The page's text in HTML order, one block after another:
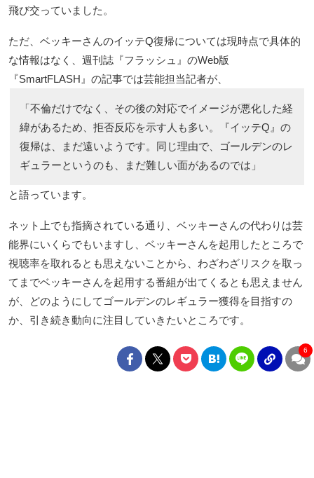
飛び交っていました。
ただ、ベッキーさんのイッテQ復帰については現時点で具体的
な情報はなく、週刊誌『フラッシュ』のWeb版
『SmartFLASH』の記事では芸能担当記者が、
「不倫だけでなく、その後の対応でイメージが悪化した経
緯があるため、拒否反応を示す人も多い。『イッテQ』の
復帰は、まだ遠いようです。同じ理由で、ゴールデンのレ
ギュラーというのも、まだ難しい面があるのでは」
と語っています。
ネット上でも指摘されている通り、ベッキーさんの代わりは芸
能界にいくらでもいますし、ベッキーさんを起用したところで
視聴率を取れるとも思えないことから、わざわざリスクを取っ
てまでベッキーさんを起用する番組が出てくるとも思えません
が、どのようにしてゴールデンのレギュラー獲得を目指すの
か、引き続き動向に注目していきたいところです。
6